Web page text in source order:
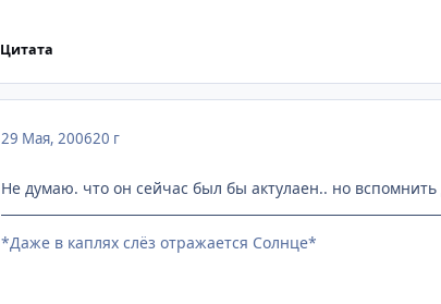
Цитата
29 Мая, 200620 г
Не думаю. что он сейчас был бы актулаен.. но вспомнить
*Даже в каплях слёз отражается Солнце*